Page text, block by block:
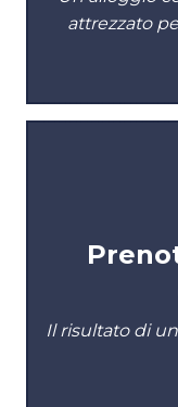
attrezzato
Il risultato di